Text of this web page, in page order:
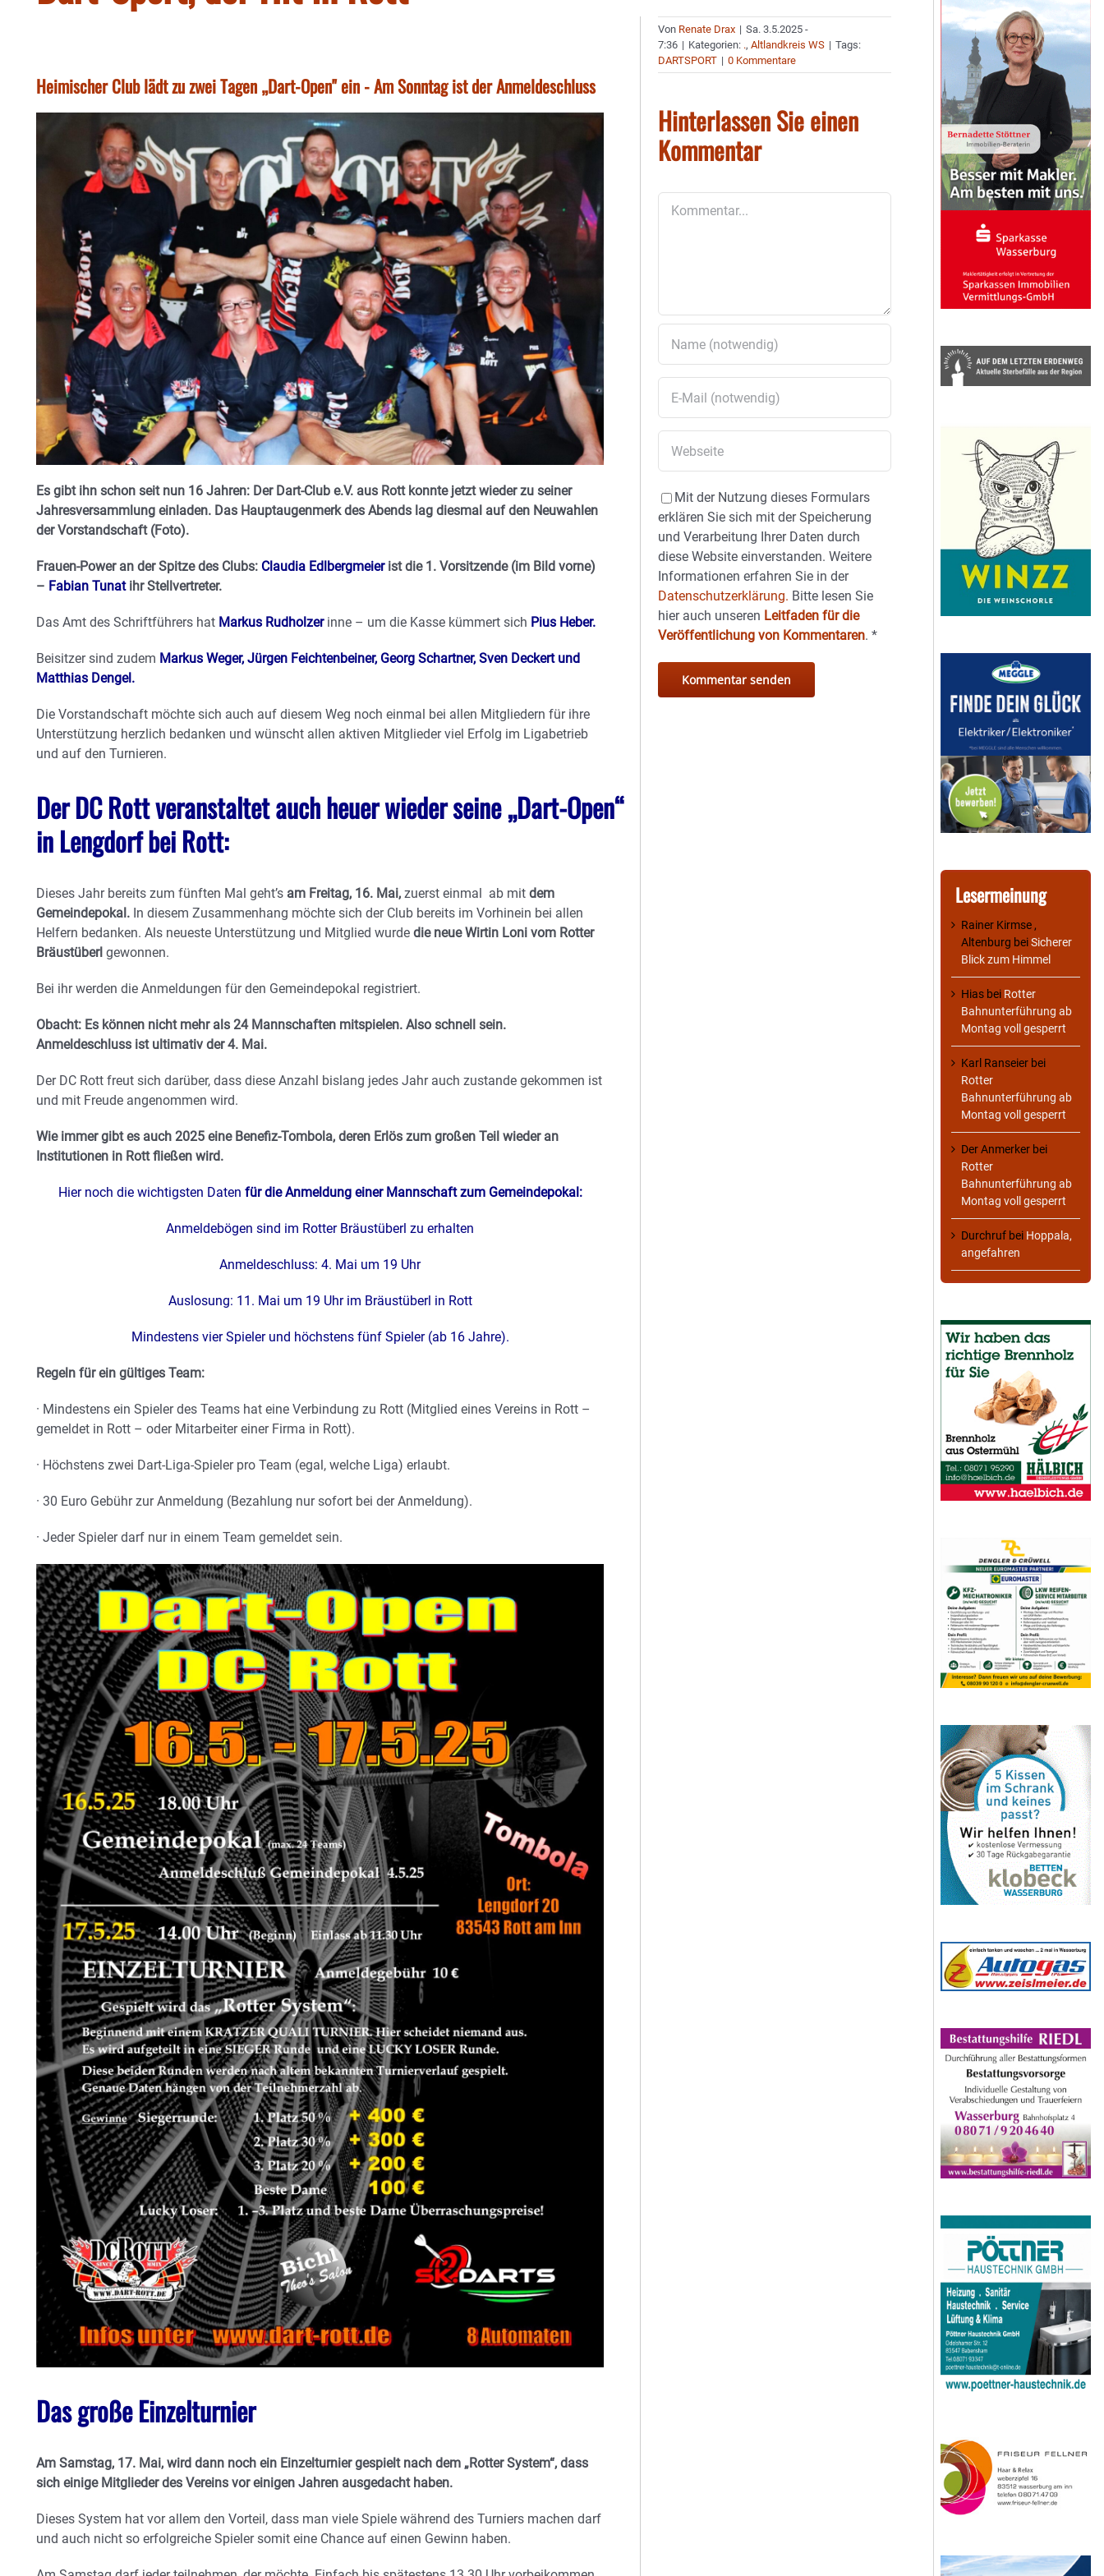
Heimischer Club lädt zu zwei Tagen „Dart-Open" ein - Am Sonntag ist der Anmeldeschluss
Es gibt ihn schon seit nun 16 Jahren: Der Dart-Club e.V. aus Rott konnte jetzt wieder zu seiner
Jahresversammlung einladen. Das Hauptaugenmerk des Abends lag diesmal auf den Neuwahlen
der Vorstandschaft (Foto).
Frauen-Power an der Spitze des Clubs: Claudia Edlbergmeierist die 1. Vorsitzende (im Bild vorne)
– Fabian Tunatihr Stellvertreter.
Das Amt des Schriftführers hat Markus Rudholzerinne – um die Kasse kümmert sich Pius Heber.
Beisitzer sind zudem Markus Weger, Jürgen Feichtenbeiner, Georg Schartner, Sven Deckert und
Matthias Dengel.
Die Vorstandschaft möchte sich auch auf diesem Weg noch einmal bei allen Mitgliedern für ihre
Unterstützung herzlich bedanken und wünscht allen aktiven Mitglieder viel Erfolg im Ligabetrieb
und auf den Turnieren.
Der DC Rott veranstaltet auch heuer wieder seine„Dart-Open“
in Lengdorf bei Rott:
Dieses Jahr bereits zum fünften Mal geht’s am Freitag, 16. Mai, zuerst einmal ab mit dem
Gemeindepokal. In diesem Zusammenhang möchte sich der Club bereits im Vorhinein bei allen
Helfern bedanken. Als neueste Unterstützung und Mitglied wurde die neue Wirtin Loni vom Rotter
Bräustüberl gewonnen.
Bei ihr werden die Anmeldungen für den Gemeindepokal registriert.
Obacht: Es können nicht mehr als 24 Mannschaften mitspielen. Also schnell sein.
Anmeldeschluss ist ultimativ der 4. Mai.
Der DC Rott freut sich darüber, dass diese Anzahl bislang jedes Jahr auch zustande gekommen ist
und mit Freude angenommen wird.
Wie immer gibt es auch 2025 eine Benefiz-Tombola, deren Erlös zum großen Teil wieder an
Institutionen in Rott fließen wird.
Hier noch die wichtigsten Daten für die Anmeldung einer Mannschaft zum Gemeindepokal:
Anmeldebögen sind im Rotter Bräustüberl zu erhalten
Anmeldeschluss: 4. Mai um 19 Uhr
Auslosung: 11. Mai um 19 Uhr im Bräustüberl in Rott
Mindestens vier Spieler und höchstens fünf Spieler (ab 16 Jahre).
Regeln für ein gültiges Team:
· Mindestens ein Spieler des Teams hat eine Verbindung zu Rott (Mitglied eines Vereins in Rott –
gemeldet in Rott – oder Mitarbeiter einer Firma in Rott).
· Höchstens zwei Dart-Liga-Spieler pro Team (egal, welche Liga) erlaubt.
· 30 Euro Gebühr zur Anmeldung (Bezahlung nur sofort bei der Anmeldung).
· Jeder Spieler darf nur in einem Team gemeldet sein.
Das große Einzelturnier
Am Samstag, 17. Mai, wird dann noch ein Einzelturnier gespielt nach dem „Rotter System“, dass
sich einige Mitglieder des Vereins vor einigen Jahren ausgedacht haben.
Dieses System hat vor allem den Vorteil, dass man viele Spiele während des Turniers machen darf
und auch nicht so erfolgreiche Spieler somit eine Chance auf einen Gewinn haben.
Von Renate Drax | Sa. 3.5.2025 -
7:36 | Kategorien: .,Altlandkreis WS | Tags:
DARTSPORT | 0 Kommentare
Hinterlassen Sie einen
Kommentar
Mit der Nutzung dieses Formulars
erklären Sie sich mit der Speicherung
und Verarbeitung Ihrer Daten durch
diese Website einverstanden. Weitere
Informationen erfahren Sie in der
Datenschutzerklärung. Bitte lesen Sie
hier auch unseren Leitfaden für die
Veröffentlichung von Kommentaren.*
Lesermeinung
Rainer Kirmse ,
Altenburg beiSicherer
Blick zum Himmel
Hias bei Rotter
Bahnunterführung ab
Montag voll gesperrt
Karl Ranseier bei
Rotter
Bahnunterführung ab
Montag voll gesperrt
Der Anmerker bei
Rotter
Bahnunterführung ab
Montag voll gesperrt
Durchruf bei Hoppala,
angefahren